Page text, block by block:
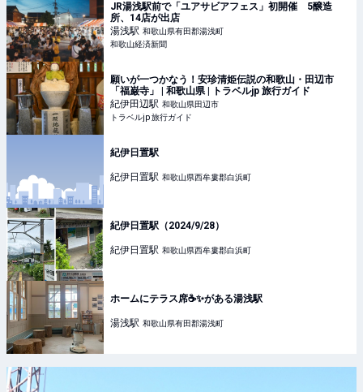
JR湯浅駅前で「ユアサビアフェス」初開催 5醸造
所、14店が出店
湯浅駅 和歌山県有田郡湯浅町
和歌山経済新聞
願いが一つかなう！安珍清姫伝説の和歌山・田辺市
「福巌寺」 | 和歌山県 | トラベルjp 旅行ガイド
紀伊田辺駅 和歌山県田辺市
トラベルjp 旅行ガイド
紀伊日置駅
紀伊日置駅 和歌山県西牟婁郡白浜町
紀伊日置駅（2024/9/28）
紀伊日置駅 和歌山県西牟婁郡白浜町
ホームにテラス席☕️✨がある湯浅駅
湯浅駅 和歌山県有田郡湯浅町